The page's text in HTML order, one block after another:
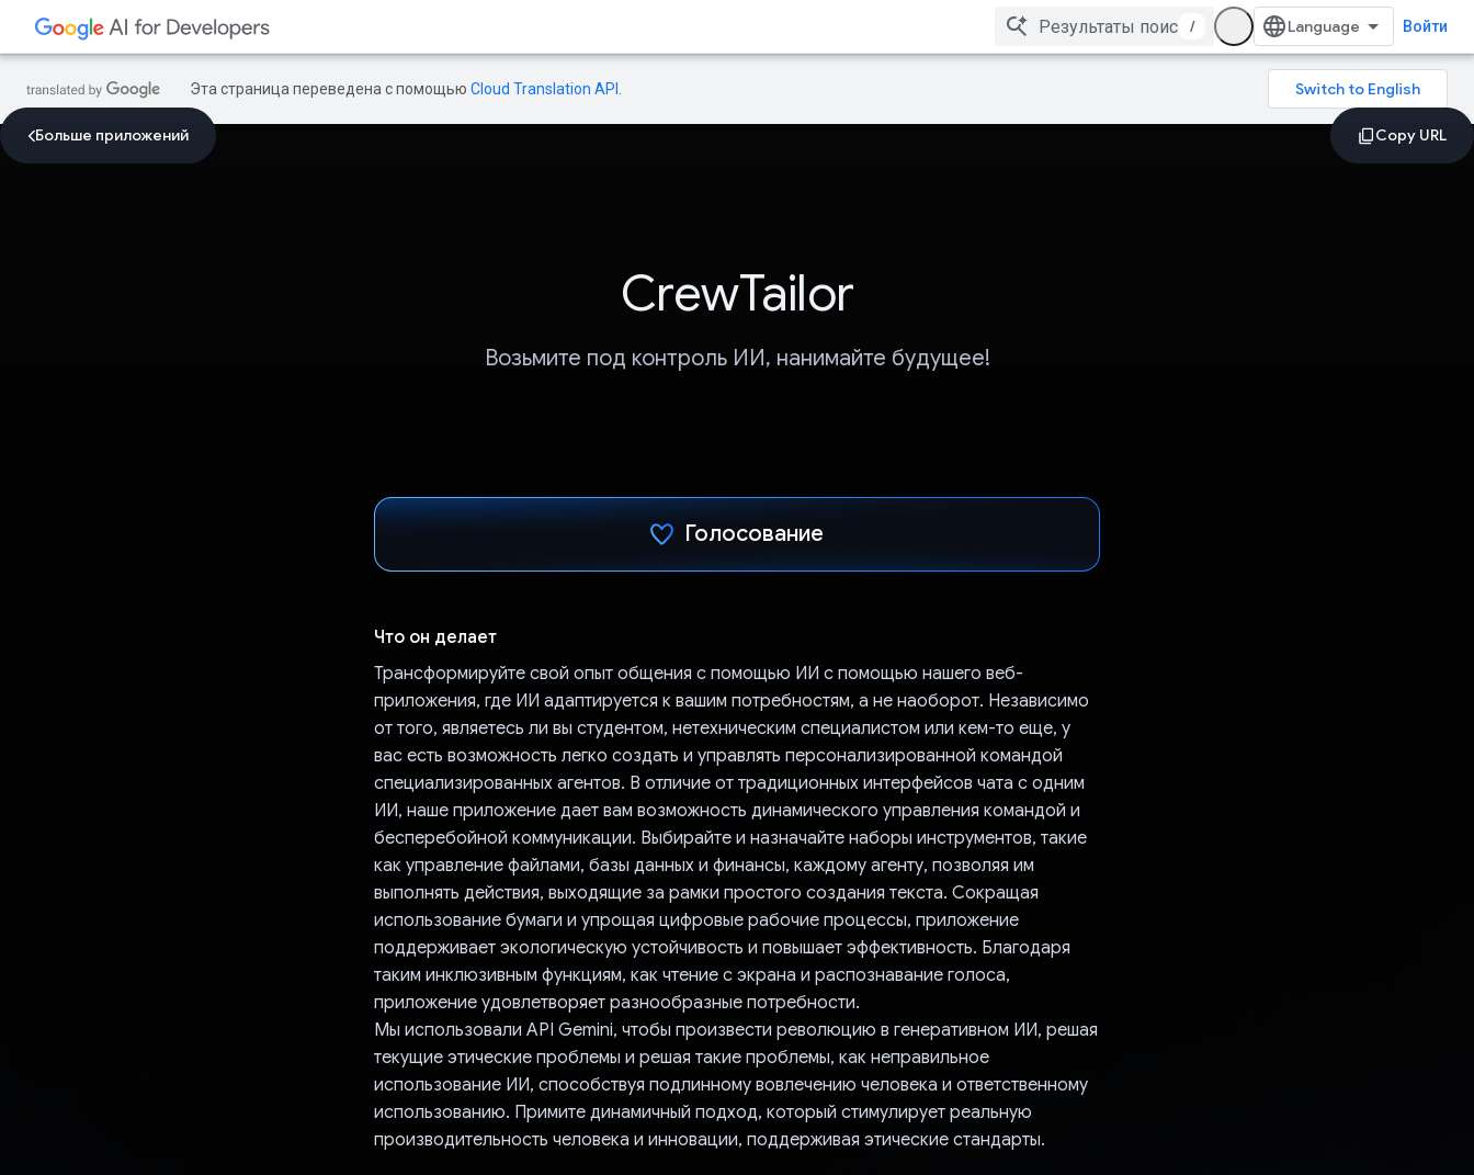
/ Войти
Эта страница переведена с помощью Cloud Translation API
Больше приложений
CrewTailor
Возьмите под контроль ИИ, нанимайте будущее!
Голосование
Что он делает
Трансформируйте свой опыт общения с помощью ИИ с помощью нашего веб-
приложения, где ИИ адаптируется к вашим потребностям, а не наоборот. Независимо
от того, являетесь ли вы студентом, нетехническим специалистом или кем-то еще, у
вас есть возможность легко создать и управлять персонализированной командой
специализированных агентов. В отличие от традиционных интерфейсов чата с одним
ИИ, наше приложение дает вам возможность динамического управления командой и
бесперебойной коммуникации. Выбирайте и назначайте наборы инструментов, такие
как управление файлами, базы данных и финансы, каждому агенту, позволяя им
выполнять действия, выходящие за рамки простого создания текста. Сокращая
использование бумаги и упрощая цифровые рабочие процессы, приложение
поддерживает экологическую устойчивость и повышает эффективность. Благодаря
таким инклюзивным функциям, как чтение с экрана и распознавание голоса,
приложение удовлетворяет разнообразные потребности.
Мы использовали API Gemini, чтобы произвести революцию в генеративном ИИ, решая
текущие этические проблемы и решая такие проблемы, как неправильное
использование ИИ, способствуя подлинному вовлечению человека и ответственному
использованию. Примите динамичный подход, который стимулирует реальную
производительность человека и инновации, поддерживая этические стандарты.